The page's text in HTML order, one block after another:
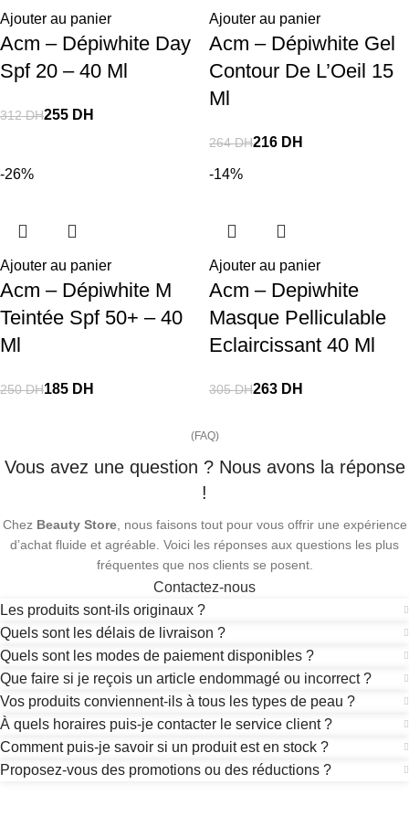
Ajouter au panier
Acm – Dépiwhite Day
Spf 20 – 40 Ml
312DH255 DH
Ajouter au panier
Acm – Dépiwhite Gel
Contour De L’Oeil 15
Ml
264DH216 DH
-26%
Ajouter au panier
Acm – Dépiwhite M
Teintée Spf 50+ – 40
Ml
250DH185 DH
-14%
Ajouter au panier
Acm – Depiwhite
Masque Pelliculable
Eclaircissant 40 Ml
305DH263 DH
(FAQ)
Vous avez une question ? Nous avons la réponse
!
Chez Beauty Store, nous faisons tout pour vous offrir une expérience
d’achat fluide et agréable. Voici les réponses aux questions les plus
fréquentes que nos clients se posent.
Contactez-nous
Les produits sont-ils originaux ?
Quels sont les délais de livraison ?
Quels sont les modes de paiement disponibles ?
Que faire si je reçois un article endommagé ou incorrect ?
Vos produits conviennent-ils à tous les types de peau ?
À quels horaires puis-je contacter le service client ?
Comment puis-je savoir si un produit est en stock ?
Proposez-vous des promotions ou des réductions ?